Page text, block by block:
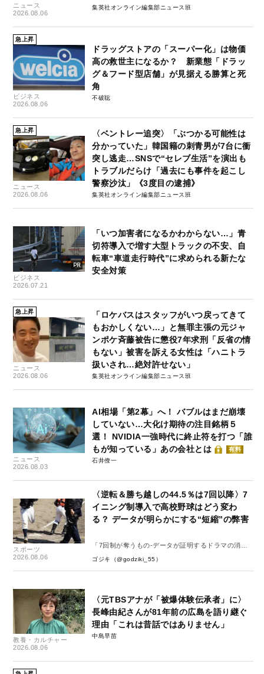
ニュース
2026.08.06
集英社オンライン編集部ニュース班
急上昇
ビジネス
2026.08.06
ドラッグストアの「スーパー化」は物価
高の救世主になるか？ 新業態「ドラッ
グ＆フード型店舗」が見据える勝算と死
角
不破聡
急上昇
ニュース
2026.08.06
〈ベントレー追突〉「ぶつかる可能性は
分かっていた」韓国籍の刺青男が7台に衝
突し逃走…SNSで“セレブ生活”を演出も
トラブルだらけ「過去にも事件を起こし
警察沙汰」《3度目の逮捕》
集英社オンライン編集部ニュース班
ビジネス
2026.07.21
「いつ加害者になるかわからない…」青
切符導入で増す大型トラックの不安、自
転車“車道走行時代”に求められる新たな
安全対策
急上昇
ニュース
2026.08.06
「ロケバスはスタッフがいつ戻ってきて
もおかしくない…」と無罪主張の元ジャ
ンポケ斉藤被告に懲役7年求刑「反省の情
もない」被害を訴える女性は「ハニトラ
扱いされ…絶対許せない」
集英社オンライン編集部ニュース班
ニュース
2026.08.03
AI相場「第2幕」へ！ バブルはまだ崩壊
していない…大化け期待の注目銘柄５
選！ NVIDIA一強時代に終止符を打つ「誰
もが知っている」あの会社とは
有料
石井僚一
スポーツ
2026.08.06
〈逆転＆勝ち越しの44.5％は7回以降〉7
イニング制導入で高校野球はどう変わ
る？ データが明らかにする“短縮”の弊害
「7回制が奪うもの-データが証明するドラマの消
失-」
ゴジキ（@godziki_55）
教養・カルチャー
2026.08.06
〈元TBSアナが「被爆体験伝承者」に〉
長峰由紀さんが81年前の広島を語り継ぐ
理由「これは昔話ではありません」
中島早苗